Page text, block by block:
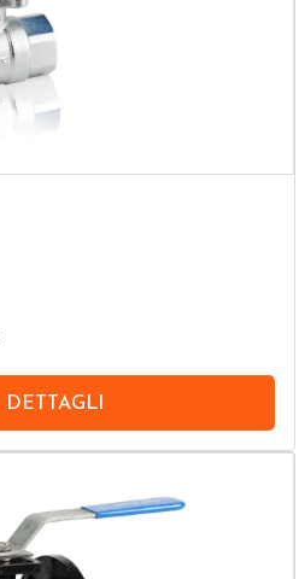
DETTAGLI